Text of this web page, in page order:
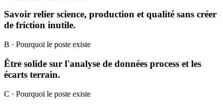
Savoir relier science, production et qualité sans créer
de friction inutile.
B · Pourquoi le poste existe
Être solide sur l'analyse de données process et les
écarts terrain.
C · Pourquoi le poste existe